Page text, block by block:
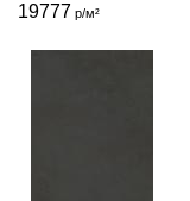
19777 р/м²